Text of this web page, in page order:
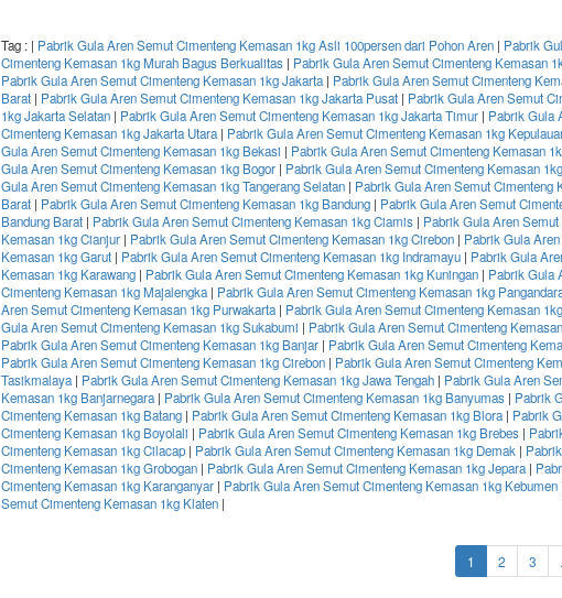
Tag : | Pabrik Gula Aren Semut Cimenteng Kemasan 1kg Asli 100persen dari Pohon Aren | Pabrik
Cimenteng Kemasan 1kg Murah Bagus Berkualitas | Pabrik Gula Aren Semut Cimenteng Kemasan
Pabrik Gula Aren Semut Cimenteng Kemasan 1kg Jakarta | Pabrik Gula Aren Semut Cimenteng
Barat | Pabrik Gula Aren Semut Cimenteng Kemasan 1kg Jakarta Pusat | Pabrik Gula Aren Semut
1kg Jakarta Selatan | Pabrik Gula Aren Semut Cimenteng Kemasan 1kg Jakarta Timur | Pabrik Gula
Cimenteng Kemasan 1kg Jakarta Utara | Pabrik Gula Aren Semut Cimenteng Kemasan 1kg
Gula Aren Semut Cimenteng Kemasan 1kg Bekasi | Pabrik Gula Aren Semut Cimenteng Kemasan
Gula Aren Semut Cimenteng Kemasan 1kg Bogor | Pabrik Gula Aren Semut Cimenteng Kemasan
Gula Aren Semut Cimenteng Kemasan 1kg Tangerang Selatan | Pabrik Gula Aren Semut Cimenteng
Barat | Pabrik Gula Aren Semut Cimenteng Kemasan 1kg Bandung | Pabrik Gula Aren Semut
Bandung Barat | Pabrik Gula Aren Semut Cimenteng Kemasan 1kg Ciamis | Pabrik Gula Aren
Kemasan 1kg Cianjur | Pabrik Gula Aren Semut Cimenteng Kemasan 1kg Cirebon | Pabrik Gula
Kemasan 1kg Garut | Pabrik Gula Aren Semut Cimenteng Kemasan 1kg Indramayu | Pabrik Gula
Kemasan 1kg Karawang | Pabrik Gula Aren Semut Cimenteng Kemasan 1kg Kuningan | Pabrik Gula
Cimenteng Kemasan 1kg Majalengka | Pabrik Gula Aren Semut Cimenteng Kemasan 1kg
Aren Semut Cimenteng Kemasan 1kg Purwakarta | Pabrik Gula Aren Semut Cimenteng Kemasan
Gula Aren Semut Cimenteng Kemasan 1kg Sukabumi | Pabrik Gula Aren Semut Cimenteng
Pabrik Gula Aren Semut Cimenteng Kemasan 1kg Banjar | Pabrik Gula Aren Semut Cimenteng
Pabrik Gula Aren Semut Cimenteng Kemasan 1kg Cirebon | Pabrik Gula Aren Semut Cimenteng
Tasikmalaya | Pabrik Gula Aren Semut Cimenteng Kemasan 1kg Jawa Tengah | Pabrik Gula Aren
Kemasan 1kg Banjarnegara | Pabrik Gula Aren Semut Cimenteng Kemasan 1kg Banyumas | Pabrik
Cimenteng Kemasan 1kg Batang | Pabrik Gula Aren Semut Cimenteng Kemasan 1kg Blora | Pabrik
Cimenteng Kemasan 1kg Boyolali | Pabrik Gula Aren Semut Cimenteng Kemasan 1kg Brebes |
Cimenteng Kemasan 1kg Cilacap | Pabrik Gula Aren Semut Cimenteng Kemasan 1kg Demak |
Cimenteng Kemasan 1kg Grobogan | Pabrik Gula Aren Semut Cimenteng Kemasan 1kg Jepara |
Cimenteng Kemasan 1kg Karanganyar | Pabrik Gula Aren Semut Cimenteng Kemasan 1kg Kebumen
Semut Cimenteng Kemasan 1kg Klaten |
1 (current)
2 3